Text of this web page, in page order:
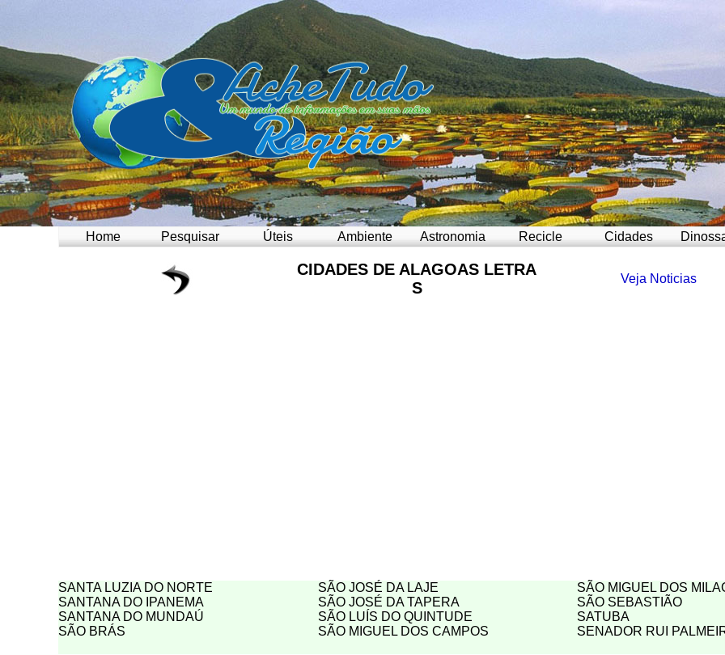
Home Pesquisar Úteis Ambiente Astronomia Recicle Cidades
CIDADES DE ALAGOAS LETRA
S
Veja Noticias
SANTA LUZIA DO NORTE SÃO JOSÉ DA LAJE
SÃO MIGUEL DOS
SANTANA DO IPANEMA
SÃO JOSÉ DA TAPERA
SÃO SEBASTIÃO
SANTANA DO MUNDAÚ
SÃO LUÍS DO QUINTUDE
SATUBA
SÃO BRÁS
SÃO MIGUEL DOS CAMPOS SENADOR RUI